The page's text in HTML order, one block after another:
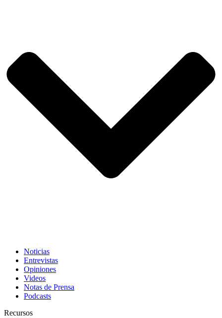
Noticias
Entrevistas
Opiniones
Videos
Notas de Prensa
Podcasts
Recursos